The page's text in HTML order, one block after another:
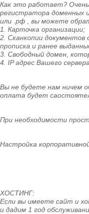
Как это работает?
регистратора доменных
или .рф , вы можете
1. Карточка организации;
2. Сканкопии
прописка и ранее
3. Свободный домен,
4. IP адрес Вашего
Вы не будете нам ничем
оплата будет
При необходимости
Настройка
ХОСТИНГ:
Если вы имеете сайт и
и дадим 1 год